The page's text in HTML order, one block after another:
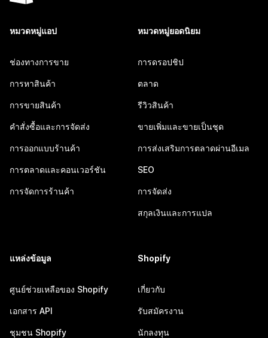
หมวดหมู่แอป
ช่องทางการขาย
การหาสินค้า
การขายสินค้า
คำสั่งซื้อและการจัดส่ง
การออกแบบร้านค้า
การตลาดและคอนเวอร์ชัน
การจัดการร้านค้า
หมวดหมู่ยอดนิยม
การดรอปชิป
ตลาด
รีวิวสินค้า
ขายเพิ่มและขายเป็นชุด
การส่งเสริมการตลาดผ่านอีเมล
SEO
การจัดส่ง
สกุลเงินและการแปล
แหล่งข้อมูล
ศูนย์ช่วยเหลือของ Shopify
เอกสาร API
ชุมชน Shopify
Shopify
เกี่ยวกับ
รับสมัครงาน
นักลงทุน